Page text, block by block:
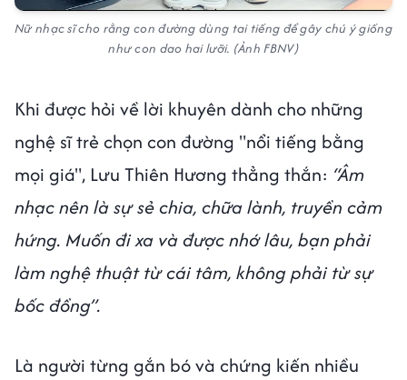
Nữ nhạc sĩ cho rằng con đường dùng tai tiếng để gây chú ý giống
như con dao hai lưỡi. (Ảnh FBNV)
Khi được hỏi về lời khuyên dành cho những
nghệ sĩ trẻ chọn con đường "nổi tiếng bằng
mọi giá", Lưu Thiên Hương thẳng thắn: “Âm
nhạc nên là sự sẻ chia, chữa lành, truyền cảm
hứng. Muốn đi xa và được nhớ lâu, bạn phải
làm nghệ thuật từ cái tâm, không phải từ sự
bốc đồng”.
Là người từng gắn bó và chứng kiến nhiều